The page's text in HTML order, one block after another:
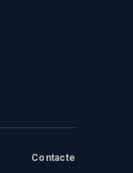
Contacte